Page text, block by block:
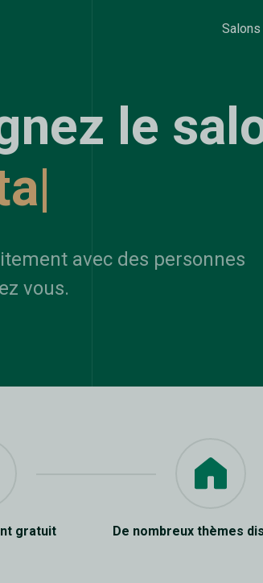
le
avec des personnes
vous.
gratuit De nombreux thèmes